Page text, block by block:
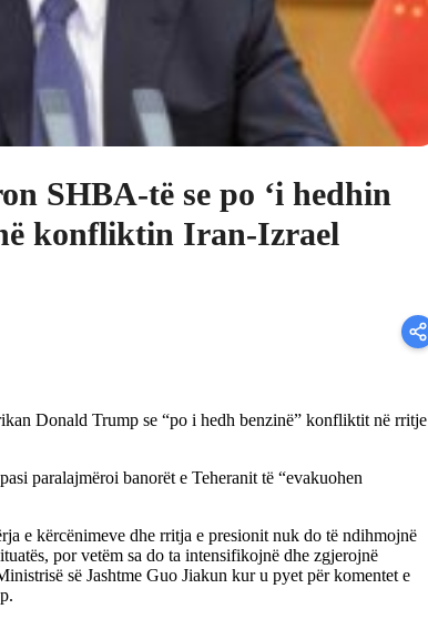
SHBA-të se po ‘i hedhin
konfliktin Iran-Izrael
Donald Trump se “po i hedh benzinë” konfliktit në rritje
paralajmëroi banorët e Teheranit të “evakuohen
e kërcënimeve dhe rritja e presionit nuk do të ndihmojnë
por vetëm sa do ta intensifikojnë dhe zgjerojnë
së Jashtme Guo Jiakun kur u pyet për komentet e